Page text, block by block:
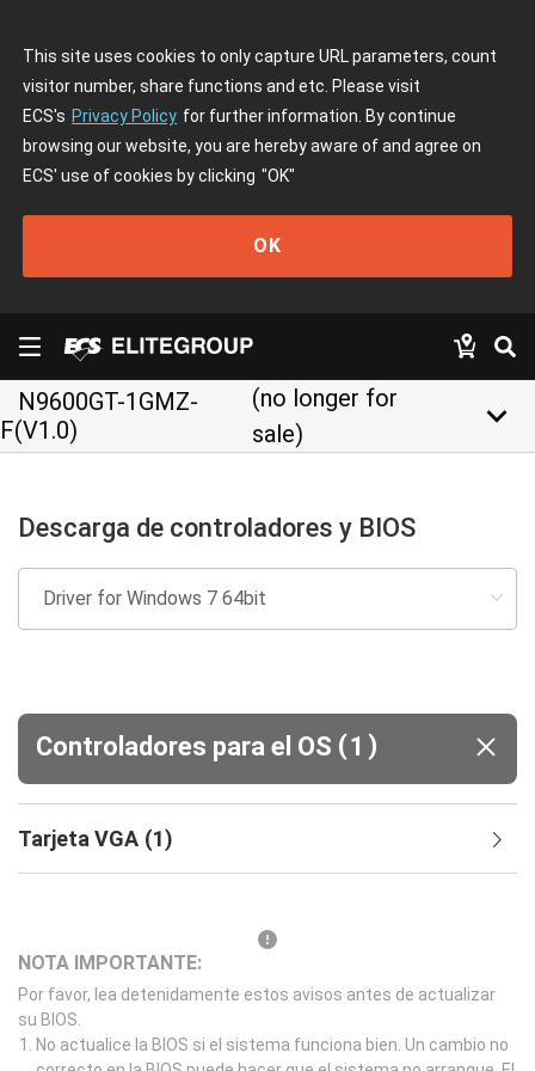
This site uses cookies to only capture URL parameters, count
visitor number, share functions and etc. Please visit
ECS's Privacy Policy for further information. By continue
browsing our website, you are hereby aware of and agree on
ECS' use of cookies by clicking "OK"
OK
N9600GT-1GMZ-
F(V1.0)
(no longer for
sale)
keyboard_arrow_down
Descarga de controladores y BIOS
Controladores para el OS (1 )
Tarjeta VGA (1)
NOTA IMPORTANTE:
Por favor, lea detenidamente estos avisos antes de actualizar
su BIOS.
No actualice la BIOS si el sistema funciona bien. Un cambio no